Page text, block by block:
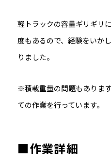
軽トラックの容量ギリギリ
度もあるので、経験をいか
りました。
※積載重量の問題もありま
ての作業を行っています。
■作業詳細